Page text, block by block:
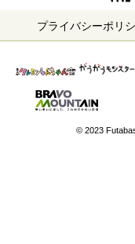
プライバシーポリ
© 2023